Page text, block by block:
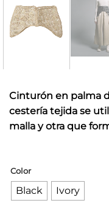
Cinturón en palma
cestería tejida se
malla y otra que
Color
Black Ivory